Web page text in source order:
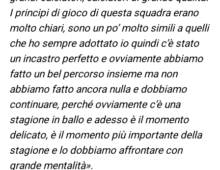
I principi di gioco di questa squadra erano
molto chiari, sono un po’ molto simili a quelli
che ho sempre adottato io quindi c’è stato
un incastro perfetto e ovviamente abbiamo
fatto un bel percorso insieme ma non
abbiamo fatto ancora nulla e dobbiamo
continuare, perché ovviamente c’è una
stagione in ballo e adesso è il momento
delicato, è il momento più importante della
stagione e lo dobbiamo affrontare con
grande mentalità».